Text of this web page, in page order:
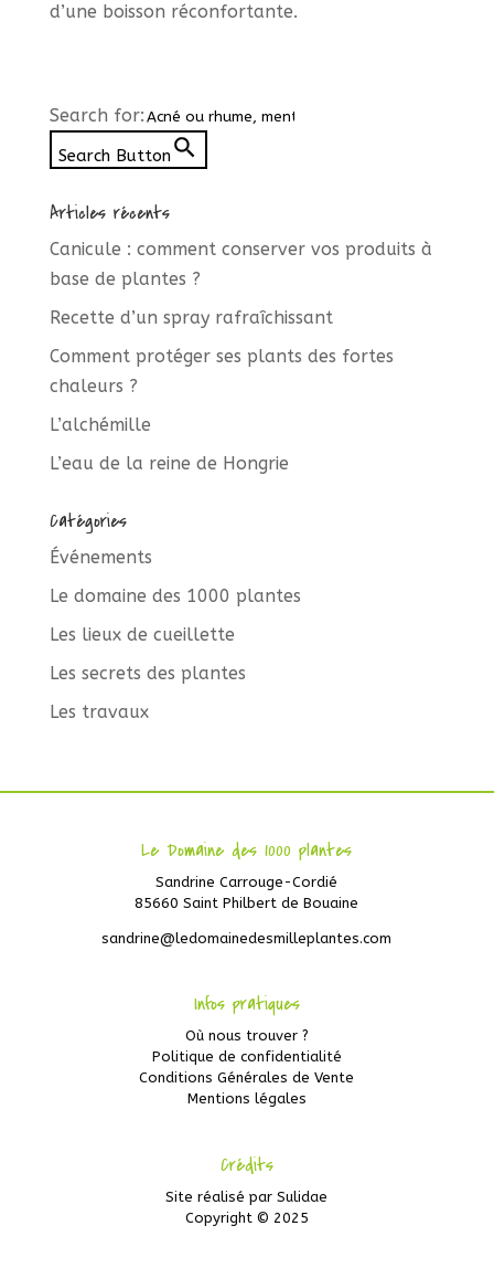
d’une boisson réconfortante.
Search for:
Search Button
Articles récents
Canicule : comment conserver vos produits à
base de plantes ?
Recette d’un spray rafraîchissant
Comment protéger ses plants des fortes
chaleurs ?
L’alchémille
L’eau de la reine de Hongrie
Catégories
Événements
Le domaine des 1000 plantes
Les lieux de cueillette
Les secrets des plantes
Les travaux
Le Domaine des 1000 plantes
Sandrine Carrouge-Cordié
85660 Saint Philbert de Bouaine
sandrine@ledomainedesmilleplantes.com
Infos pratiques
Où nous trouver ?
Politique de confidentialité
Conditions Générales de Vente
Mentions légales
Crédits
Site réalisé parSulidae
Copyright © 2025